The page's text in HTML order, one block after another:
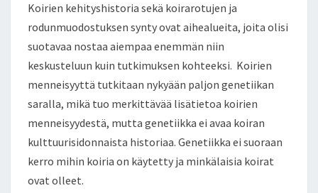
Koirien kehityshistoria sekä koirarotujen ja
rodunmuodostuksen synty ovat aihealueita, joita olisi
suotavaa nostaa aiempaa enemmän niin
keskusteluun kuin tutkimuksen kohteeksi. Koirien
menneisyyttä tutkitaan nykyään paljon genetiikan
saralla, mikä tuo merkittävää lisätietoa koirien
menneisyydestä, mutta genetiikka ei avaa koiran
kulttuurisidonnaista historiaa. Genetiikka ei suoraan
kerro mihin koiria on käytetty ja minkälaisia koirat
ovat olleet.